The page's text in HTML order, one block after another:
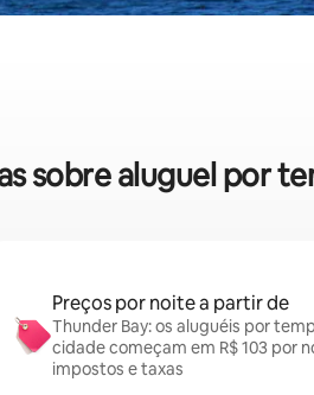
sobre aluguel por
Preços por noite a partir de
Thunder Bay: os aluguéis por
cidade começam em R$ 103 por
impostos e taxas